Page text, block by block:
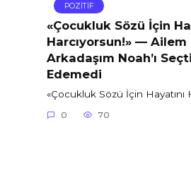
POZİTİF
«Çocukluk Sözü İçin
Harcıyorsun!» — Ailem
Arkadaşım Noah’ı
Edemedi
«Çocukluk Sözü İçin Hayatını
0 70